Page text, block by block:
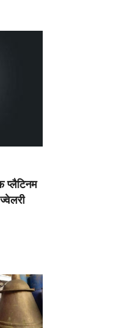
प्लैटिनम